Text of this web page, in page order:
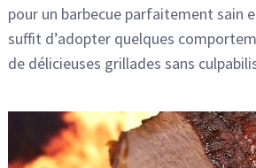
pour un barbecue parfaitement sain
suffit d’adopter quelques
de délicieuses grillades sans